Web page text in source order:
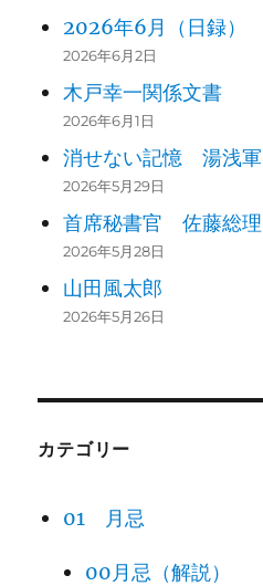
2026年6月（日録）
2026年6月2日
木戸幸一関係文書
2026年6月1日
消せない記憶 湯浅
2026年5月29日
首席秘書官 佐藤総理
2026年5月28日
山田風太郎
2026年5月26日
カテゴリー
01 月忌
00月忌（解説）